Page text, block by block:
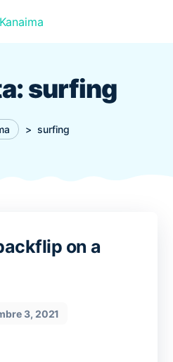
surfing
> surfing
on a
3, 2021